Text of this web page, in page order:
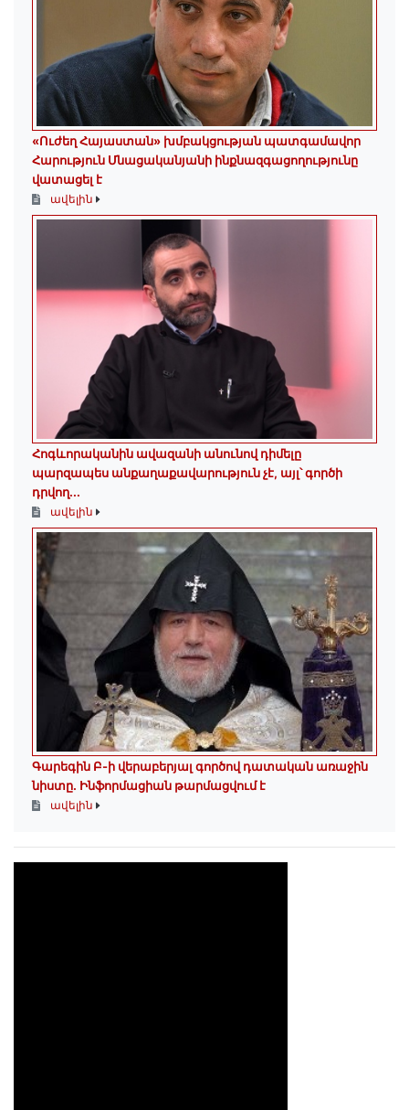
«Ուժեղ Հայաստան» խմբակցության պատգամավոր
Հարություն Մնացականյանի ինքնազգացողությունը
վատացել է
ավելին
Հոգևորականին ավազանի անունով դիմելը
պարզապես անքաղաքավարություն չէ, այլ՝ գործի
դրվող...
ավելին
Գարեգին Բ-ի վերաբերյալ գործով դատական առաջին
նիստը․ Ինֆորմացիան թարմացվում է
ավելին